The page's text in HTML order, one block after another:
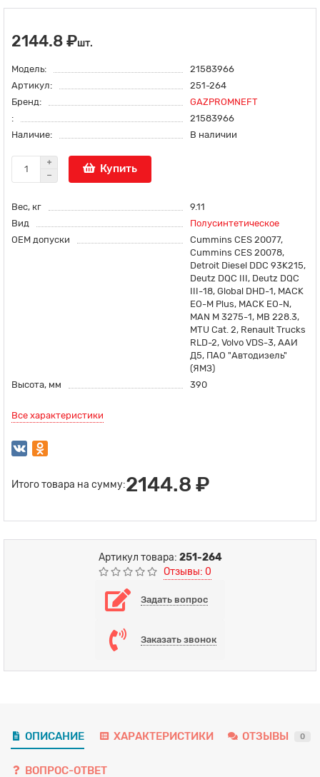
2144.8 ₽шт.
Модель:
21583966
Артикул:
251-264
Бренд:
GAZPROMNEFT
:
21583966
Наличие:
В наличии
Купить
Вес, кг
9.11
Вид
Полусинтетическое
OEM допуски
Cummins CES 20077,
Cummins CES 20078,
Detroit Diesel DDC 93K215,
Deutz DQC III, Deutz DQC
III-18, Global DHD-1, MACK
EO-M Plus, MACK EO-N,
MAN M 3275-1, MB 228.3,
MTU Cat. 2, Renault Trucks
RLD-2, Volvo VDS-3, ААИ
Д5, ПАО "Автодизель"
(ЯМЗ)
Высота, мм
390
Все характеристики
Итого товара на сумму:2144.8 ₽
Артикул товара: 251-264
Отзывы: 0
Задать вопрос
Заказать звонок
ОПИСАНИЕ ХАРАКТЕРИСТИКИ ОТЗЫВЫ 0
ВОПРОС-ОТВЕТ